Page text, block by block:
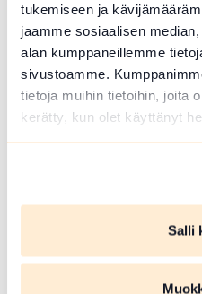
tukemiseen ja
jaamme sosiaalisen
alan kumppaneillemme
sivustoamme.
tietoja muihin tietoihin, joita
kerätty, kun olet käyttänyt
Salli
Hämeenlinna
Lähdetään
kesän kuulumiset.
keskellä ja
valitsemaamme
ovat